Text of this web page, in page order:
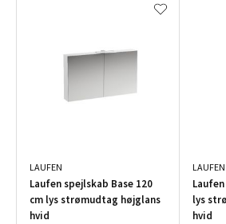
LAUFEN
Laufen spejlskab Base 120
cm lys strømudtag højglans
hvid
LAUFEN
lys
hvid